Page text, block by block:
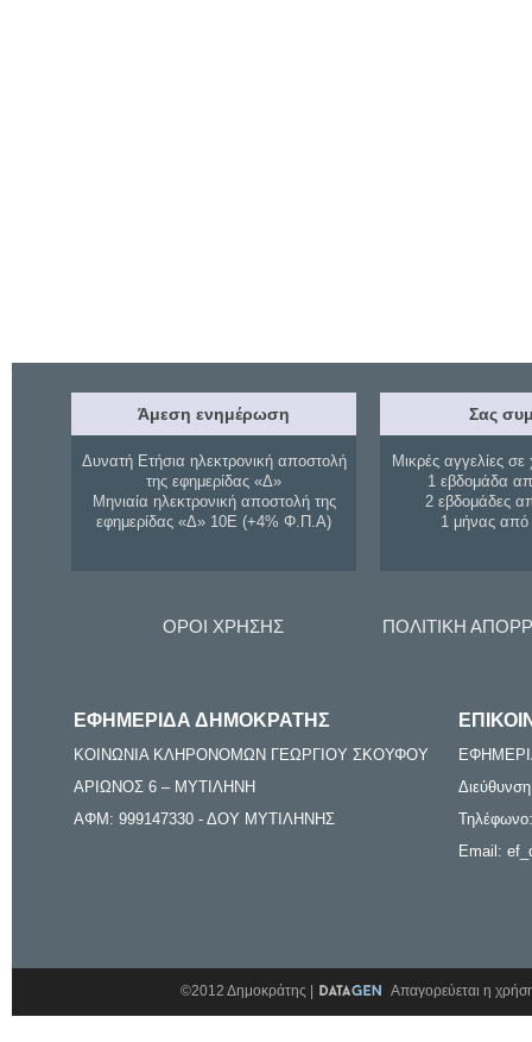
Άμεση ενημέρωση
Δυνατή Ετήσια ηλεκτρονική αποστολή
της εφημερίδας «Δ»
Μηνιαία ηλεκτρονική αποστολή της
εφημερίδας «Δ» 10Ε (+4% Φ.Π.Α)
Σας
Μικρές αγγελίες σε
1 εβδομάδα
2 εβδομάδες
1 μήνας
ΟΡΟΙ ΧΡΗΣΗΣ ΠΟΛΙΤΙΚΗ
ΕΦΗΜΕΡΙΔΑ ΔΗΜΟΚΡΑΤΗΣ
ΚΟΙΝΩΝΙΑ ΚΛΗΡΟΝΟΜΩΝ ΓΕΩΡΓΙΟΥ ΣΚΟΥΦΟΥ
ΑΡΙΩΝΟΣ 6 – ΜΥΤΙΛΗΝΗ
ΑΦΜ: 999147330 - ΔΟΥ ΜΥΤΙΛΗΝΗΣ
Email:
©2012 Δημοκράτης | Απαγορεύεται η